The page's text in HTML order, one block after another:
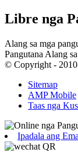
Libre nga
Alang sa mga
Pangutana Alang
© Copyright -
Sitemap
AMP Mobile
Taas nga
Ipadala ang